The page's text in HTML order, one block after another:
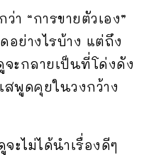
า “การขายตัวเอง”
อย่างไรบ้าง แต่ถึง
จะกลายเป็นที่โด่งดัง
สพูดคุยในวงกว้าง
ะไม่ได้นำเรื่องดีๆ